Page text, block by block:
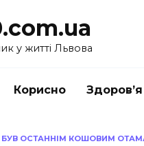
у житті Львова
Корисно Здоров’я
БУВ ОСТАННІМ КОШОВИМ